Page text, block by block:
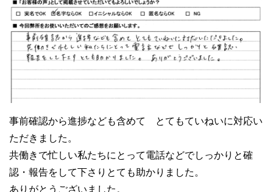
事前確認から進捗なども含めて とてもていねいに対応い
ただきました。
共働きで忙しい私たちにとって電話などでしっかりと確
認・報告をして下さりとても助かりました。
ありがとうございました。